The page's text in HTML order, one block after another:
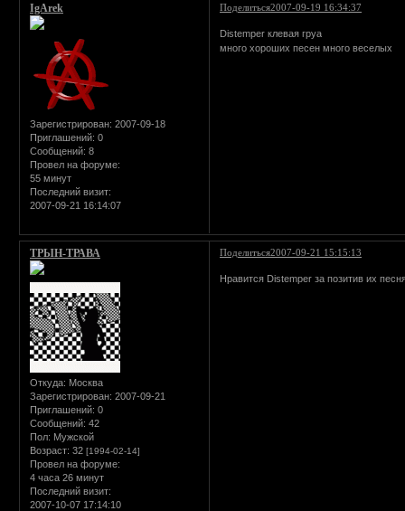
Поделиться2007-09-19 16:34:37
IgArek
Зарегистрирован: 2007-09-18
Приглашений: 0
Сообщений: 8
Провел на форуме:
55 минут
Последний визит:
2007-09-21 16:14:07
Distemper клевая груа
много хороших песен много веселых
Поделиться2007-09-21 15:15:13
ТРЫН-ТРАВА
Откуда: Москва
Зарегистрирован: 2007-09-21
Приглашений: 0
Сообщений: 42
Пол: Мужской
Возраст: 32 [1994-02-14]
Провел на форуме:
4 часа 26 минут
Последний визит:
2007-10-07 17:14:10
Нравится Distemper за позитив их